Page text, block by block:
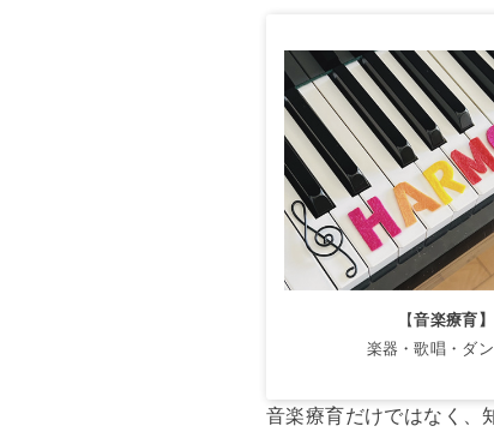
【音楽療育】
楽器・歌唱・ダ
音楽療育だけではなく、